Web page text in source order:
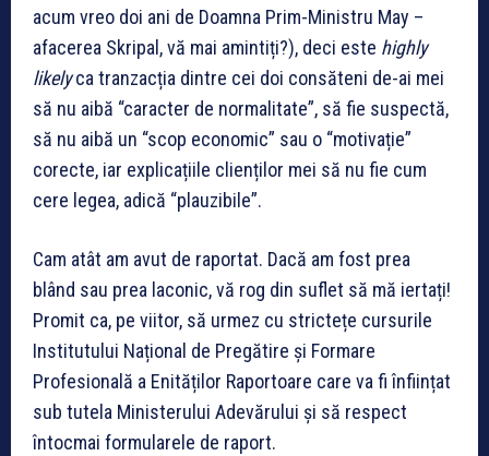
acum vreo doi ani de Doamna Prim-Ministru May –
afacerea Skripal, vă mai amintiți?), deci este highly
likelyca tranzacția dintre cei doi consăteni de-ai mei
să nu aibă “caracter de normalitate”, să fie suspectă,
să nu aibă un “scop economic” sau o “motivație”
corecte, iar explicațiile clienților mei să nu fie cum
cere legea, adică “plauzibile”.
Cam atât am avut de raportat. Dacă am fost prea
blând sau prea laconic, vă rog din suflet să mă iertați!
Promit ca, pe viitor, să urmez cu strictețe cursurile
Institutului Național de Pregătire și Formare
Profesională a Enităților Raportoare care va fi înființat
sub tutela Ministerului Adevărului și să respect
întocmai formularele de raport.